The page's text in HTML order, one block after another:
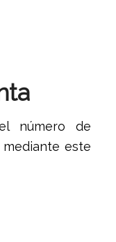
número de
este